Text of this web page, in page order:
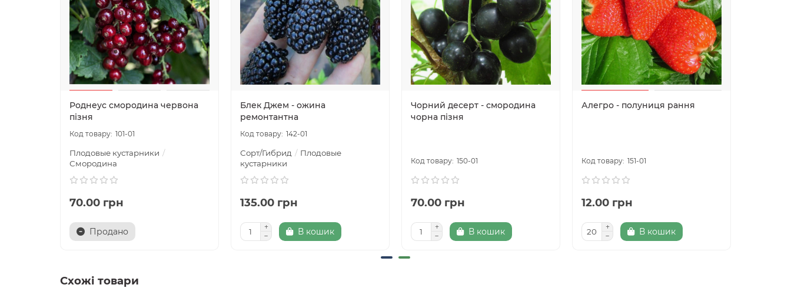
Роднеус смородина червона
пізня
101-01
Плодовые кустарники
Смородина
70.00 грн
Продано
Блек Джем - ожина
ремонтантна
142-01
Сорт/Гибрид
Плодовые
кустарники
135.00 грн
В кошик
Чорний десерт - смородина
чорна пізня
150-01
70.00 грн
В кошик
Алегро - полуниця рання
151-01
12.00 грн
В кошик
Схожі товари